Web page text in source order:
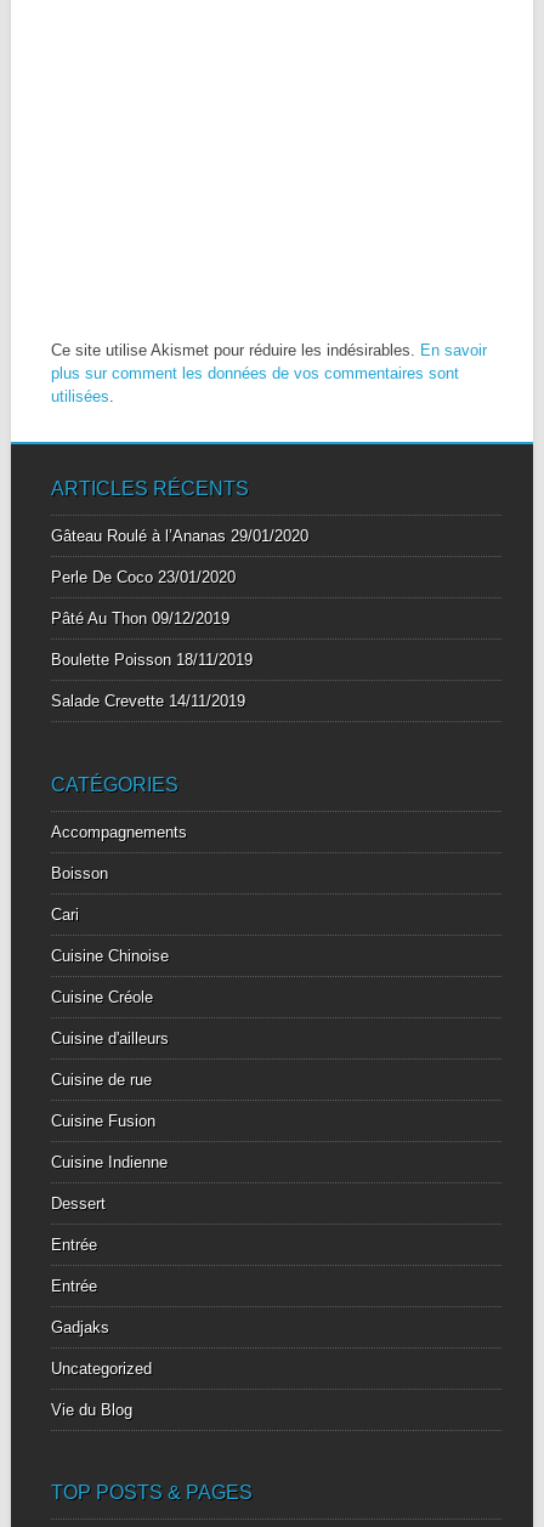
Ce site utilise Akismet pour réduire les indésirables. En savoir
plus sur comment les données de vos commentaires sont
utilisées
ARTICLES RÉCENTS
Gâteau Roulé à l’Ananas 29/01/2020
Perle De Coco 23/01/2020
Pâté Au Thon 09/12/2019
Boulette Poisson 18/11/2019
Salade Crevette 14/11/2019
CATÉGORIES
Accompagnements
Boisson
Cari
Cuisine Chinoise
Cuisine Créole
Cuisine d'ailleurs
Cuisine de rue
Cuisine Fusion
Cuisine Indienne
Dessert
Entrée
Entrée
Gadjaks
Uncategorized
Vie du Blog
TOP POSTS & PAGES